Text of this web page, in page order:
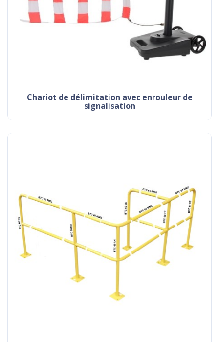
chariot de délimitation avec enrouleur de
signalisation